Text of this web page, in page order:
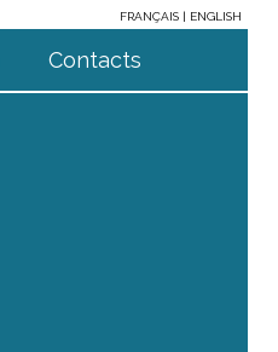
FRANÇAIS
ENGLISH
Contacts